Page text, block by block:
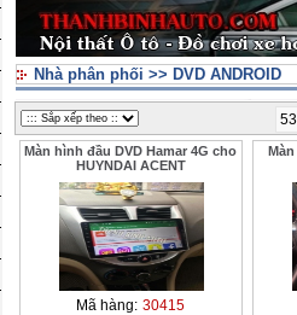
Nhà phân phối >> DVD ANDROID
Màn hình đầu DVD Hamar 4G cho
HUYNDAI ACENT
Mã hàng: 30415